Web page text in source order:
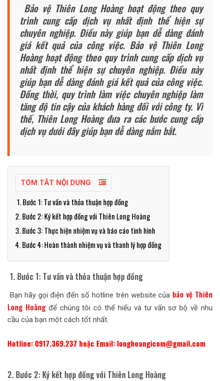
Bảo vệ Thiên Long Hoàng hoạt động theo quy
trình cung cấp dịch vụ nhất định thể hiện sự
chuyên nghiệp. Điều này giúp bạn dễ dàng đánh
giá kết quả của công việc. Bảo vệ Thiên Long
Hoàng hoạt động theo quy trình cung cấp dịch vụ
nhất định thể hiện sự chuyên nghiệp. Điều này
giúp bạn dễ dàng đánh giá kết quả của công việc.
Đồng thời, quy trình làm việc chuyên nghiệp làm
tăng độ tin cậy của khách hàng đối với công ty. Vì
thế, Thiên Long Hoàng đưa ra các bước cung cấp
dịch vụ dưới đây giúp bạn dễ dàng nắm bắt.
TÓM TẮT NỘI DUNG
1. Bước 1: Tư vấn và thỏa thuận hợp đồng
2. Bước 2: Ký kết hợp đồng với Thiên Long Hoàng
3. Bước 3: Thực hiện nhiệm vụ và báo cáo tình hình
4. Bước 4: Hoàn thành nhiệm vụ và thanh lý hợp đồng
1. Bước 1: Tư vấn và thỏa thuận hợp đồng
Bạn hãy gọi điện đến số hotline trên website của bảo vệ Thiên
Long Hoàngđể chúng tôi có thể hiểu và tư vấn sơ bộ về nhu
cầu của bạn một cách tốt nhất.
Hotline: 0917.369.237 hoặc Email: longhoangicom@gmail.com
2. Bước 2: Ký kết hợp đồng với Thiên Long Hoàng